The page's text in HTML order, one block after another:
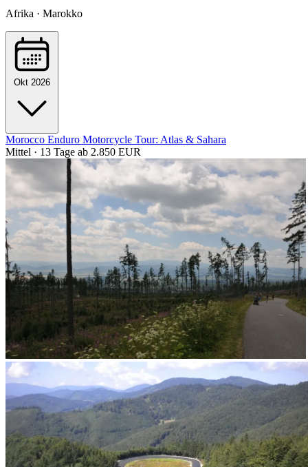
Afrika · Marokko
Okt 2026
Morocco Enduro Motorcycle Tour: Atlas & Sahara
Mittel · 13 Tage ab 2.850 EUR